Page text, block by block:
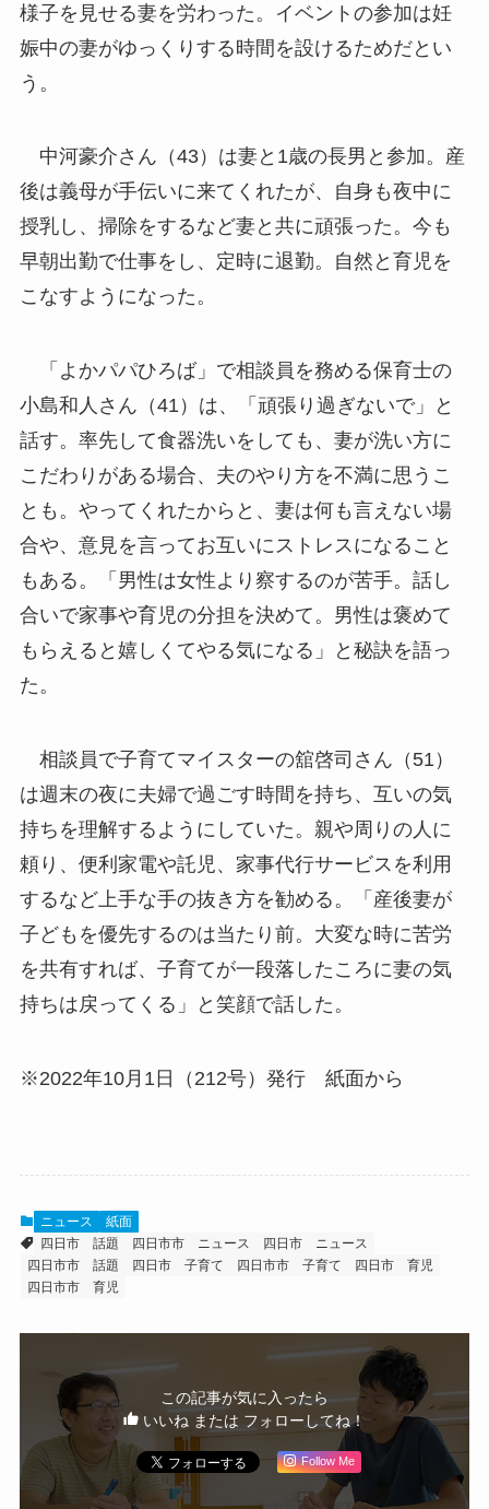
様子を見せる妻を労わった。イベントの参加は妊
娠中の妻がゆっくりする時間を設けるためだとい
う。
中河豪介さん（43）は妻と1歳の長男と参加。産
後は義母が手伝いに来てくれたが、自身も夜中に
授乳し、掃除をするなど妻と共に頑張った。今も
早朝出勤で仕事をし、定時に退勤。自然と育児を
こなすようになった。
「よかパパひろば」で相談員を務める保育士の
小島和人さん（41）は、「頑張り過ぎないで」と
話す。率先して食器洗いをしても、妻が洗い方に
こだわりがある場合、夫のやり方を不満に思うこ
とも。やってくれたからと、妻は何も言えない場
合や、意見を言ってお互いにストレスになること
もある。「男性は女性より察するのが苦手。話し
合いで家事や育児の分担を決めて。男性は褒めて
もらえると嬉しくてやる気になる」と秘訣を語っ
た。
相談員で子育てマイスターの舘啓司さん（51）
は週末の夜に夫婦で過ごす時間を持ち、互いの気
持ちを理解するようにしていた。親や周りの人に
頼り、便利家電や託児、家事代行サービスを利用
するなど上手な手の抜き方を勧める。「産後妻が
子どもを優先するのは当たり前。大変な時に苦労
を共有すれば、子育てが一段落したころに妻の気
持ちは戻ってくる」と笑顔で話した。
※2022年10月1日（212号）発行 紙面から
ニュース
紙面
四日市 話題
四日市市 ニュース
四日市 ニュース
四日市市 話題
四日市 子育て 四日市市 子育て
四日市 育児
四日市市 育児
この記事が気に入ったら
いいね または フォローしてね！
Follow Me